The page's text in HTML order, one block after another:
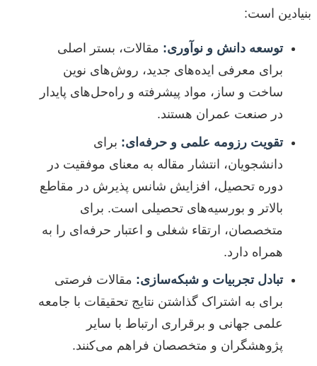
بنیادین است:
توسعه دانش و نوآوری: مقالات، بستر اصلی
برای معرفی ایده‌های جدید، روش‌های نوین
ساخت و ساز، مواد پیشرفته و راه‌حل‌های پایدار
در صنعت عمران هستند.
تقویت رزومه علمی و حرفه‌ای: برای
دانشجویان، انتشار مقاله به معنای موفقیت در
دوره تحصیل، افزایش شانس پذیرش در مقاطع
بالاتر و بورسیه‌های تحصیلی است. برای
متخصصان، ارتقاء شغلی و اعتبار حرفه‌ای را به
همراه دارد.
تبادل تجربیات و شبکه‌سازی: مقالات فرصتی
برای به اشتراک گذاشتن نتایج تحقیقات با جامعه
علمی جهانی و برقراری ارتباط با سایر
پژوهشگران و متخصصان فراهم می‌کنند.